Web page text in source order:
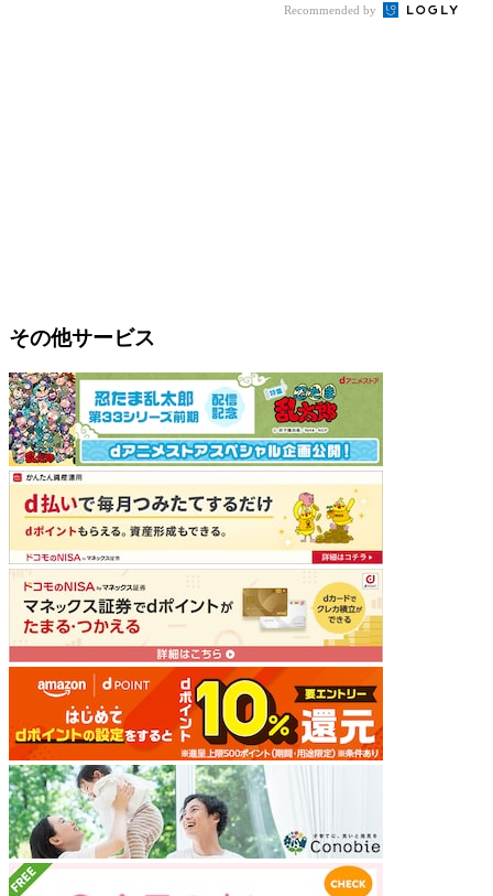
Recommended by
その他サービス